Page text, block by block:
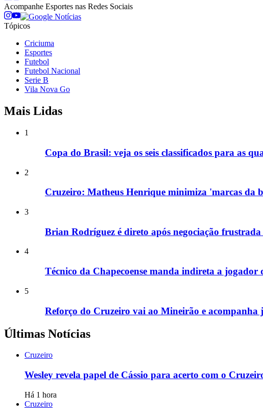
Acompanhe Esportes nas Redes Sociais
Tópicos
Criciuma
Esportes
Futebol
Futebol Nacional
Serie B
Vila Nova Go
Mais Lidas
1
Copa do Brasil: veja os seis classificados para as
2
Cruzeiro: Matheus Henrique minimiza 'marcas da
3
Brian Rodríguez é direto após negociação
4
Técnico da Chapecoense manda indireta a
5
Reforço do Cruzeiro vai ao Mineirão e acompanha
Últimas Notícias
Cruzeiro
Wesley revela papel de Cássio para acerto com o
Há 1 hora
Cruzeiro